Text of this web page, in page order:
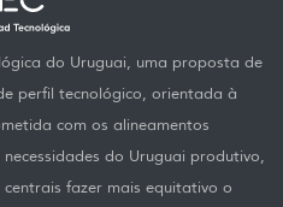
do Uruguai, uma proposta de
perfil tecnológico, orientada à
com os alineamentos
do Uruguai produtivo,
fazer mais equitativo o